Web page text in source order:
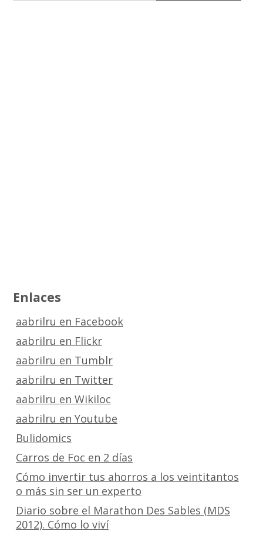
Enlaces
aabrilru en Facebook
aabrilru en Flickr
aabrilru en Tumblr
aabrilru en Twitter
aabrilru en Wikiloc
aabrilru en Youtube
Bulidomics
Carros de Foc en 2 días
Cómo invertir tus ahorros a los veintitantos
o más sin ser un experto
Diario sobre el Marathon Des Sables (MDS
2012). Cómo lo viví